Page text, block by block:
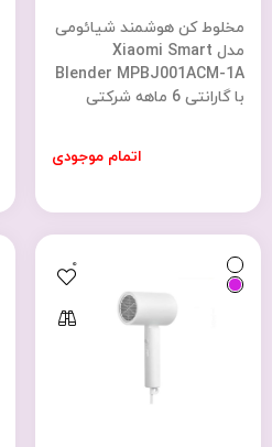
مخلوط کن هوشمند شیائومی
مدل Xiaomi Smart
Blender MPBJ001ACM-1A
با گارانتی 6 ماهه شرکتی
اتمام موجودی
0